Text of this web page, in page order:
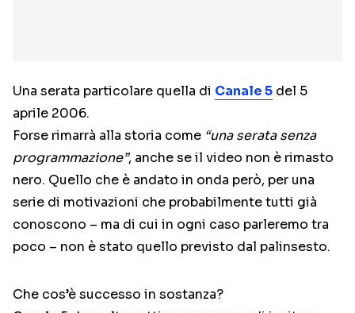
Una serata particolare quella di Canale 5 del 5
aprile 2006.
Forse rimarrà alla storia come “una serata senza
programmazione”, anche se il video non è rimasto
nero. Quello che è andato in onda però, per una
serie di motivazioni che probabilmente tutti già
conoscono – ma di cui in ogni caso parleremo tra
poco – non è stato quello previsto dal palinsesto.
Che cos’è successo in sostanza?